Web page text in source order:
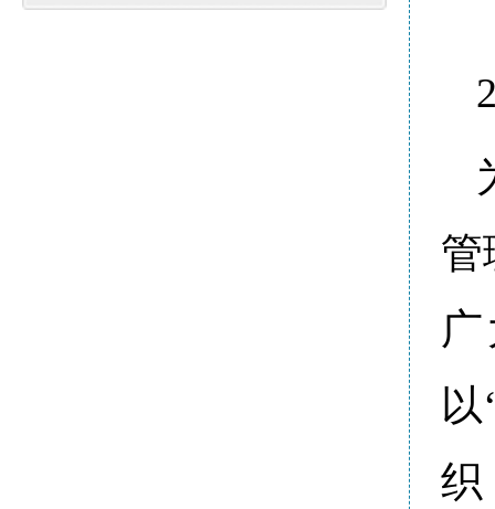
管
织